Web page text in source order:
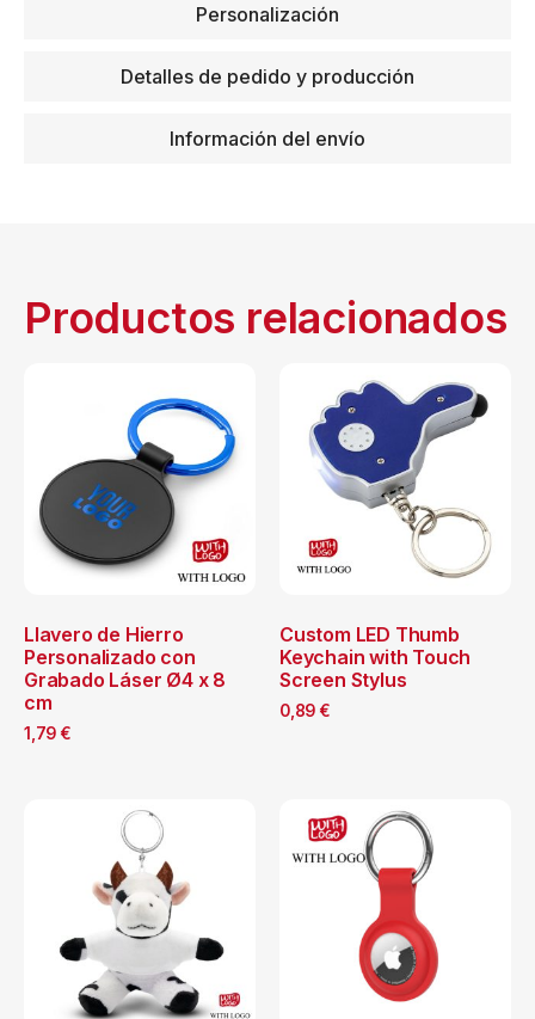
Personalización
Detalles de pedido y producción
Información del envío
Productos relacionados
Llavero de Hierro
Personalizado con
Grabado Láser Ø4 x 8
cm
1,79 €
Custom LED Thumb
Keychain with Touch
Screen Stylus
0,89 €